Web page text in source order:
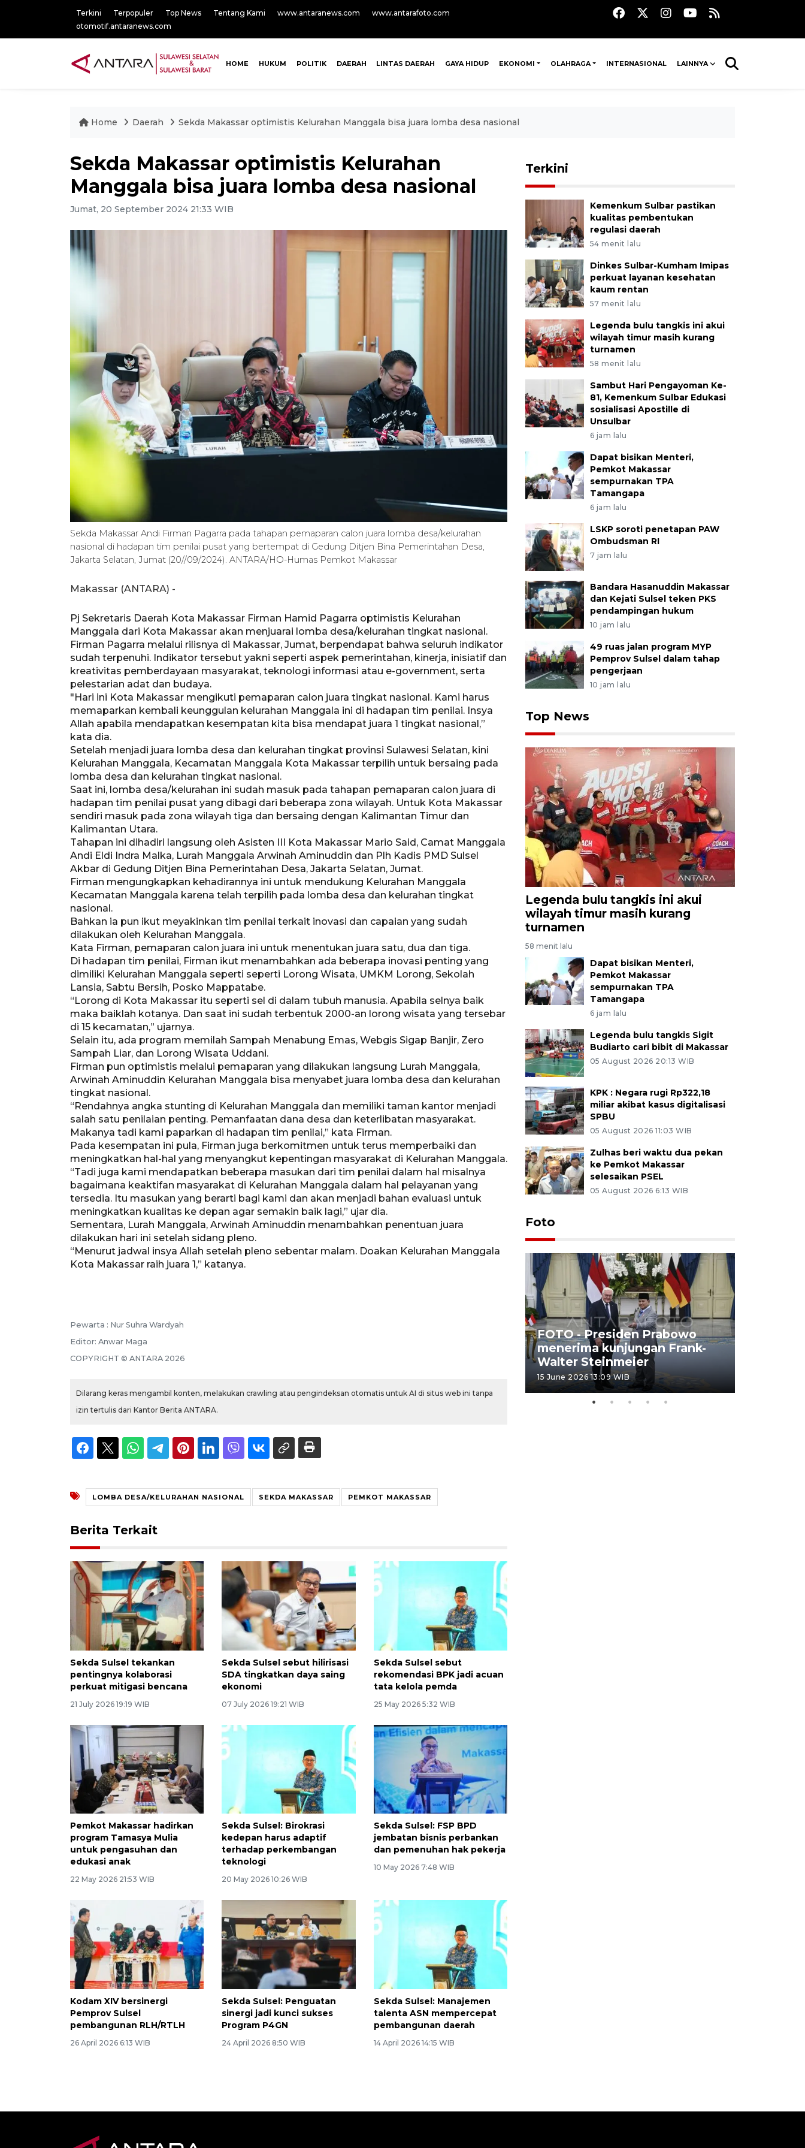
Terkini Terpopuler Top News Tentang Kami www.antaranews.com
www.antarafoto.com
otomotif.antaranews.com
HOME HUKUM POLITIK DAERAH LINTAS DAERAH GAYA HIDUP EKONOMI OLAHRAGA INTERNASIONAL LAINNYA
Home Daerah Sekda Makassar optimistis Kelurahan Manggala bisa juara lomba desa nasional
Sekda Makassar optimistis Kelurahan
Manggala bisa juara lomba desa nasional
Jumat, 20 September 2024 21:33 WIB
Sekda Makassar Andi Firman Pagarra pada tahapan pemaparan calon juara lomba desa/kelurahan
nasional di hadapan tim penilai pusat yang bertempat di Gedung Ditjen Bina Pemerintahan Desa,
Jakarta Selatan, Jumat (20//09/2024). ANTARA/HO-Humas Pemkot Makassar
Makassar (ANTARA) -
Pj Sekretaris Daerah Kota Makassar Firman Hamid Pagarra optimistis Kelurahan
Manggala dari Kota Makassar akan menjuarai lomba desa/kelurahan tingkat nasional.
Firman Pagarra melalui rilisnya di Makassar, Jumat, berpendapat bahwa seluruh indikator
sudah terpenuhi. Indikator tersebut yakni seperti aspek pemerintahan, kinerja, inisiatif dan
kreativitas pemberdayaan masyarakat, teknologi informasi atau e-government, serta
pelestarian adat dan budaya.
"Hari ini Kota Makassar mengikuti pemaparan calon juara tingkat nasional. Kami harus
memaparkan kembali keunggulan kelurahan Manggala ini di hadapan tim penilai. Insya
Allah apabila mendapatkan kesempatan kita bisa mendapat juara 1 tingkat nasional,”
kata dia.
Setelah menjadi juara lomba desa dan kelurahan tingkat provinsi Sulawesi Selatan, kini
Kelurahan Manggala, Kecamatan Manggala Kota Makassar terpilih untuk bersaing pada
lomba desa dan kelurahan tingkat nasional.
Saat ini, lomba desa/kelurahan ini sudah masuk pada tahapan pemaparan calon juara di
hadapan tim penilai pusat yang dibagi dari beberapa zona wilayah. Untuk Kota Makassar
sendiri masuk pada zona wilayah tiga dan bersaing dengan Kalimantan Timur dan
Kalimantan Utara.
Tahapan ini dihadiri langsung oleh Asisten III Kota Makassar Mario Said, Camat Manggala
Andi Eldi Indra Malka, Lurah Manggala Arwinah Aminuddin dan Plh Kadis PMD Sulsel
Akbar di Gedung Ditjen Bina Pemerintahan Desa, Jakarta Selatan, Jumat.
Firman mengungkapkan kehadirannya ini untuk mendukung Kelurahan Manggala
Kecamatan Manggala karena telah terpilih pada lomba desa dan kelurahan tingkat
nasional.
Bahkan ia pun ikut meyakinkan tim penilai terkait inovasi dan capaian yang sudah
dilakukan oleh Kelurahan Manggala.
Kata Firman, pemaparan calon juara ini untuk menentukan juara satu, dua dan tiga.
Di hadapan tim penilai, Firman ikut menambahkan ada beberapa inovasi penting yang
dimiliki Kelurahan Manggala seperti seperti Lorong Wisata, UMKM Lorong, Sekolah
Lansia, Sabtu Bersih, Posko Mappatabe.
“Lorong di Kota Makassar itu seperti sel di dalam tubuh manusia. Apabila selnya baik
maka baiklah kotanya. Dan saat ini sudah terbentuk 2000-an lorong wisata yang tersebar
di 15 kecamatan,” ujarnya.
Selain itu, ada program memilah Sampah Menabung Emas, Webgis Sigap Banjir, Zero
Sampah Liar, dan Lorong Wisata Uddani.
Firman pun optimistis melalui pemaparan yang dilakukan langsung Lurah Manggala,
Arwinah Aminuddin Kelurahan Manggala bisa menyabet juara lomba desa dan kelurahan
tingkat nasional.
“Rendahnya angka stunting di Kelurahan Manggala dan memiliki taman kantor menjadi
salah satu penilaian penting. Pemanfaatan dana desa dan keterlibatan masyarakat.
Makanya tadi kami paparkan di hadapan tim penilai,” kata Firman.
Pada kesempatan ini pula, Firman juga berkomitmen untuk terus memperbaiki dan
meningkatkan hal-hal yang menyangkut kepentingan masyarakat di Kelurahan Manggala.
“Tadi juga kami mendapatkan beberapa masukan dari tim penilai dalam hal misalnya
bagaimana keaktifan masyarakat di Kelurahan Manggala dalam hal pelayanan yang
tersedia. Itu masukan yang berarti bagi kami dan akan menjadi bahan evaluasi untuk
meningkatkan kualitas ke depan agar semakin baik lagi,” ujar dia.
Sementara, Lurah Manggala, Arwinah Aminuddin menambahkan penentuan juara
dilakukan hari ini setelah sidang pleno.
“Menurut jadwal insya Allah setelah pleno sebentar malam. Doakan Kelurahan Manggala
Kota Makassar raih juara 1,” katanya.
Pewarta : Nur Suhra Wardyah
Editor: Anwar Maga
COPYRIGHT © ANTARA 2026
Dilarang keras mengambil konten, melakukan crawling atau pengindeksan otomatis untuk AI di situs web ini tanpa
izin tertulis dari Kantor Berita ANTARA.
LOMBA DESA/KELURAHAN NASIONAL SEKDA MAKASSAR PEMKOT MAKASSAR
Berita Terkait
Sekda Sulsel tekankan
pentingnya kolaborasi
perkuat mitigasi bencana
21 July 2026 19:19 WIB
Sekda Sulsel sebut hilirisasi
SDA tingkatkan daya saing
ekonomi
07 July 2026 19:21 WIB
Sekda Sulsel sebut
rekomendasi BPK jadi acuan
tata kelola pemda
25 May 2026 5:32 WIB
Pemkot Makassar hadirkan
program Tamasya Mulia
untuk pengasuhan dan
edukasi anak
22 May 2026 21:53 WIB
Sekda Sulsel: Birokrasi
kedepan harus adaptif
terhadap perkembangan
teknologi
20 May 2026 10:26 WIB
Sekda Sulsel: FSP BPD
jembatan bisnis perbankan
dan pemenuhan hak pekerja
10 May 2026 7:48 WIB
Kodam XIV bersinergi
Pemprov Sulsel
pembangunan RLH/RTLH
26 April 2026 6:13 WIB
Sekda Sulsel: Penguatan
sinergi jadi kunci sukses
Program P4GN
24 April 2026 8:50 WIB
Sekda Sulsel: Manajemen
talenta ASN mempercepat
pembangunan daerah
14 April 2026 14:15 WIB
Terkini
Kemenkum Sulbar pastikan
kualitas pembentukan
regulasi daerah
54 menit lalu
Dinkes Sulbar-Kumham Imipas
perkuat layanan kesehatan
kaum rentan
57 menit lalu
Legenda bulu tangkis ini akui
wilayah timur masih kurang
turnamen
58 menit lalu
Sambut Hari Pengayoman Ke-
81, Kemenkum Sulbar Edukasi
sosialisasi Apostille di
Unsulbar
6 jam lalu
Dapat bisikan Menteri,
Pemkot Makassar
sempurnakan TPA
Tamangapa
6 jam lalu
LSKP soroti penetapan PAW
Ombudsman RI
7 jam lalu
Bandara Hasanuddin Makassar
dan Kejati Sulsel teken PKS
pendampingan hukum
10 jam lalu
49 ruas jalan program MYP
Pemprov Sulsel dalam tahap
pengerjaan
10 jam lalu
Top News
Legenda bulu tangkis ini akui
wilayah timur masih kurang
turnamen
58 menit lalu
Dapat bisikan Menteri,
Pemkot Makassar
sempurnakan TPA
Tamangapa
6 jam lalu
Legenda bulu tangkis Sigit
Budiarto cari bibit di Makassar
05 August 2026 20:13 WIB
KPK : Negara rugi Rp322,18
miliar akibat kasus digitalisasi
SPBU
05 August 2026 11:03 WIB
Zulhas beri waktu dua pekan
ke Pemkot Makassar
selesaikan PSEL
05 August 2026 6:13 WIB
Foto
FOTO - Presiden Prabowo
menerima kunjungan Frank-
Walter Steinmeier
15 June 2026 13:09 WIB